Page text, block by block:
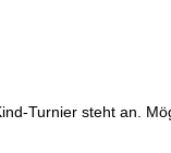
Turnier steht an.